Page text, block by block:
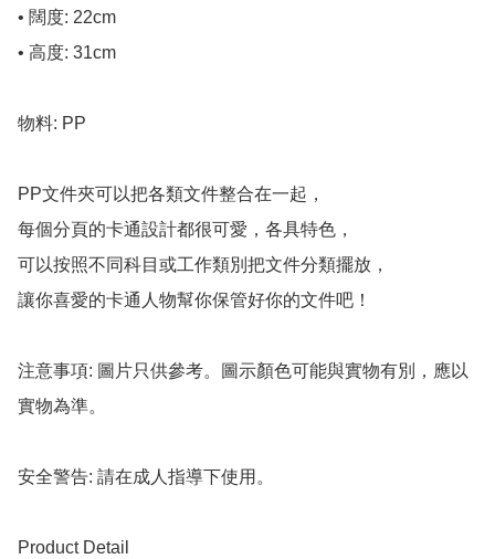
• 闊度: 22cm
• 高度: 31cm
物料: PP
PP文件夾可以把各類文件整合在一起，
每個分頁的卡通設計都很可愛，各具特色，
可以按照不同科目或工作類別把文件分類擺放，
讓你喜愛的卡通人物幫你保管好你的文件吧！
注意事項: 圖片只供參考。圖示顏色可能與實物有別，應以
實物為準。
安全警告: 請在成人指導下使用。
Product Detail